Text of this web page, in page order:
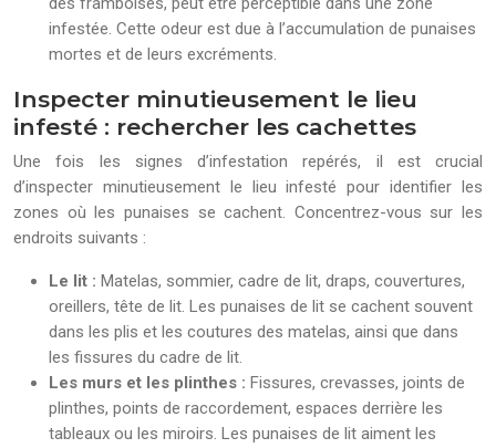
infestée. Cette odeur est due à l’accumulation de punaises
mortes et de leurs excréments.
Inspecter minutieusement le lieu
infesté : rechercher les cachettes
Une fois les signes d’infestation repérés, il est crucial
d’inspecter minutieusement le lieu infesté pour identifier les
zones où les punaises se cachent. Concentrez-vous sur les
endroits suivants :
Le lit : Matelas, sommier, cadre de lit, draps, couvertures,
oreillers, tête de lit. Les punaises de lit se cachent souvent
dans les plis et les coutures des matelas, ainsi que dans
les fissures du cadre de lit.
Les murs et les plinthes : Fissures, crevasses, joints de
plinthes, points de raccordement, espaces derrière les
tableaux ou les miroirs. Les punaises de lit aiment les